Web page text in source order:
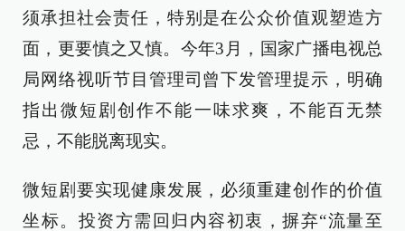
须承担社会责任，特别是在公众价值观塑造方
面，更要慎之又慎。今年3月，国家广播电视总
局网络视听节目管理司曾下发管理提示，明确
指出微短剧创作不能一味求爽，不能百无禁
忌，不能脱离现实。
微短剧要实现健康发展，必须重建创作的价值
坐标。投资方需回归内容初衷，摒弃“流量至